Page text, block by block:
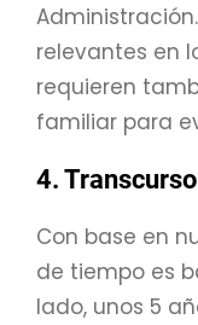
relevantes en
requieren
familiar para
4.
Con base en
de tiempo es
lado, unos 5